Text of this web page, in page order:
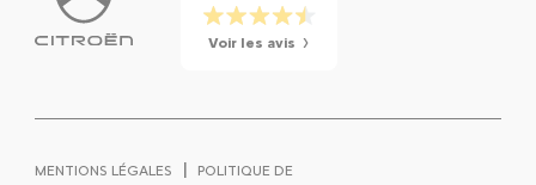
Voir les avis
MENTIONS LÉGALES | POLITIQUE DE